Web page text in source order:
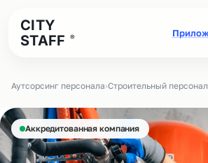
CITY
STAFF
®
Аутсорсинг персонала›Строительный персонал
Аккредитованная компания